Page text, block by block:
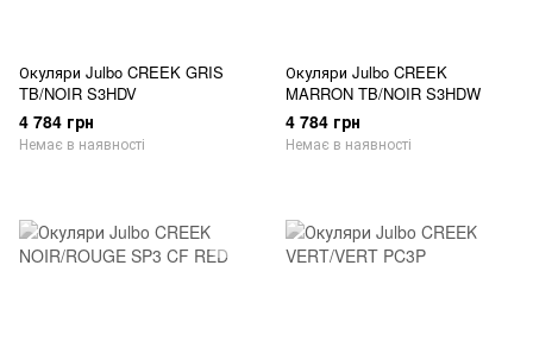
Окуляри Julbo CREEK GRIS
TB/NOIR S3HDV
4 784 грн
Немає в наявності
Окуляри Julbo CREEK
MARRON TB/NOIR S3HDW
4 784 грн
Немає в наявності